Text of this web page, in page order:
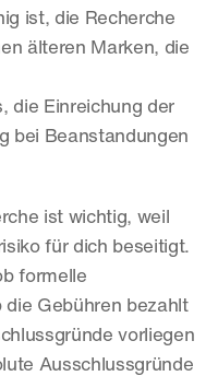
ist, die Recherche
älteren Marken, die
die Einreichung der
bei Beanstandungen
ist wichtig, weil
für dich beseitigt.
formelle
Gebühren bezahlt
vorliegen
Ausschlussgründe